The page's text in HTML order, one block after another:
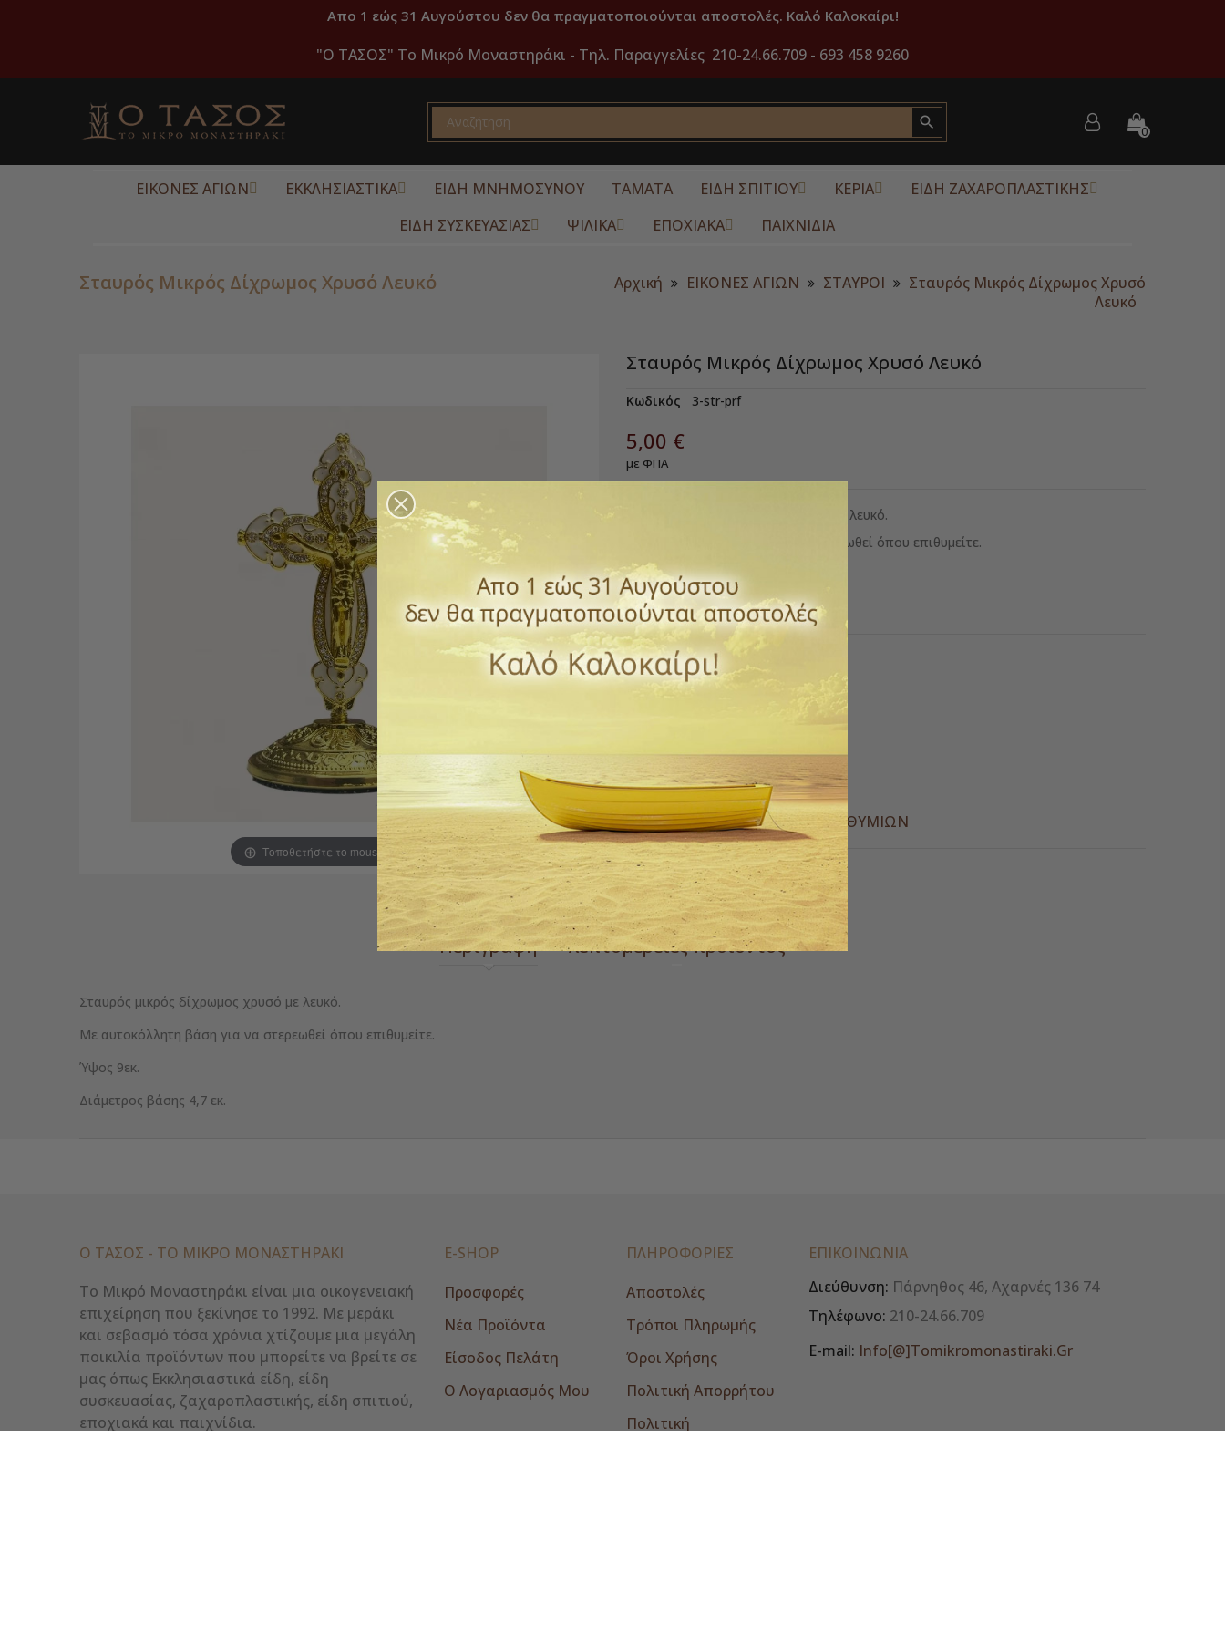
Απο 1 εώς 31 Αυγούστου δεν θα πραγματοποιούνται αποστολές. Καλό Καλοκαίρι!
"O ΤΑΣΟΣ" Το Μικρό Μοναστηράκι - Τηλ. Παραγγελίες 210-24.66.709 - 693 458 9260
 0
ΕΙΚΟΝΕΣ ΑΓΙΩΝ ΕΚΚΛΗΣΙΑΣΤΙΚΑ ΕΙΔΗ ΜΝΗΜΟΣΥΝΟΥ ΤΑΜΑΤΑ ΕΙΔΗ ΣΠΙΤΙΟΥ ΚΕΡΙΑ
ΕΙΔΗ ΖΑΧΑΡΟΠΛΑΣΤΙΚΗΣ
ΕΙΔΗ ΣΥΣΚΕΥΑΣΙΑΣ
ΨΙΛΙΚΑ ΕΠΟΧΙΑΚΑ ΠΑΙΧΝΙΔΙΑ
Σταυρός Μικρός Δίχρωμος Χρυσό Λευκό Αρχική ΕΙΚΟΝΕΣ ΑΓΙΩΝ ΣΤΑΥΡΟΙ
Σταυρός Μικρός Δίχρωμος Χρυσό
Λευκό
Τοποθετήστε το mouse για zoom
Σταυρός Μικρός Δίχρωμος Χρυσό Λευκό
Κωδικός 3-str-prf
5,00 €
με ΦΠΑ
Σταυρός μικρός δίχρωμος χρυσό με λευκό.
Με αυτοκόλλητη βάση για να στερεωθεί όπου επιθυμείτε.
Ύψος 9εκ.
Διάμετρος βάσης 4,7 εκ.
Ποσότητα
Παράδοση 1 έως 3 ημέρες
ΠΡΌΣΘΕΣΕ ΣΤΗΝ ΛΊΣΤΑ ΕΠΙΘΥΜΙΏΝ
Περιγραφή λεπτομέρειες προιόντος
Σταυρός μικρός δίχρωμος χρυσό με λευκό.
Με αυτοκόλλητη βάση για να στερεωθεί όπου επιθυμείτε.
Ύψος 9εκ.
Διάμετρος βάσης 4,7 εκ.
Ο ΤΑΣΟΣ - ΤΟ ΜΙΚΡΌ ΜΟΝΑΣΤΗΡΆΚΙ
Το Μικρό Μοναστηράκι είναι μια οικογενειακή
επιχείρηση που ξεκίνησε το 1992. Με μεράκι
και σεβασμό τόσα χρόνια χτίζουμε μια μεγάλη
ποικιλία προϊόντων που μπορείτε να βρείτε σε
μας όπως Εκκλησιαστικά είδη, είδη
συσκευασίας, ζαχαροπλαστικής, είδη σπιτιού,
εποχιακά και παιχνίδια.
E-SHOP
Προσφορές
Νέα Προϊόντα
Είσοδος Πελάτη
Ο Λογαριασμός Μου
ΠΛΗΡΟΦΟΡΙΕΣ
Αποστολές
Τρόποι Πληρωμής
Όροι Χρήσης
Πολιτική Απορρήτου
Πολιτική
ΕΠΙΚΟΙΝΩΝΊΑ
Διεύθυνση: Πάρνηθος 46, Αχαρνές 136 74
Τηλέφωνο: 210-24.66.709
E-mail: Info[@]tomikromonastiraki.gr